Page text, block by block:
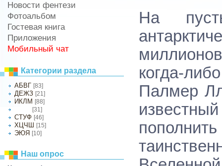
Новости фентези
Фотоальбом
Гостевая книга
Приложения
Мобильный чат
Категории раздела
АБВГ [83]
ДЕЖЗ [21]
ИКЛМ [88]
[31]
СТУФ [46]
ХЦЧШ [15]
ЭЮЯ [10]
Наш опрос
На
когда-
Палмер